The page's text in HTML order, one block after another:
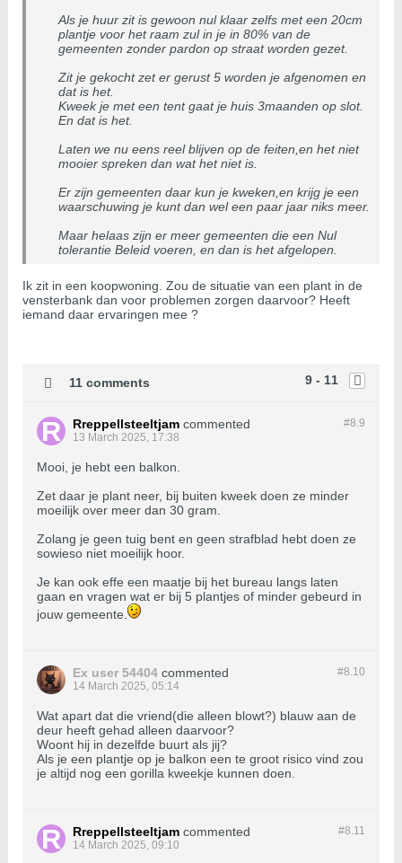
Als je huur zit is gewoon nul klaar zelfs met een 20cm
plantje voor het raam zul in je in 80% van de
gemeenten zonder pardon op straat worden gezet.
Zit je gekocht zet er gerust 5 worden je afgenomen en
dat is het.
Kweek je met een tent gaat je huis 3maanden op slot.
En dat is het.
Laten we nu eens reel blijven op de feiten,en het niet
mooier spreken dan wat het niet is.
Er zijn gemeenten daar kun je kweken,en krijg je een
waarschuwing je kunt dan wel een paar jaar niks meer.
Maar helaas zijn er meer gemeenten die een Nul
tolerantie Beleid voeren, en dan is het afgelopen.
Ik zit in een koopwoning. Zou de situatie van een plant in de
vensterbank dan voor problemen zorgen daarvoor? Heeft
iemand daar ervaringen mee ?
9 - 11
11 comments
#8.9
Rreppellsteeltjam commented
13 March 2025, 17:38
Mooi, je hebt een balkon.
Zet daar je plant neer, bij buiten kweek doen ze minder
moeilijk over meer dan 30 gram.
Zolang je geen tuig bent en geen strafblad hebt doen ze
sowieso niet moeilijk hoor.
Je kan ook effe een maatje bij het bureau langs laten
gaan en vragen wat er bij 5 plantjes of minder gebeurd in
jouw gemeente.
#8.10
Ex user 54404 commented
14 March 2025, 05:14
Wat apart dat die vriend(die alleen blowt?) blauw aan de
deur heeft gehad alleen daarvoor?
Woont hij in dezelfde buurt als jij?
Als je een plantje op je balkon een te groot risico vind zou
je altijd nog een gorilla kweekje kunnen doen.
#8.11
Rreppellsteeltjam commented
14 March 2025, 09:10